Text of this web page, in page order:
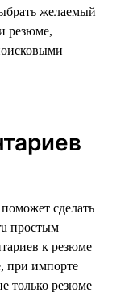
желаемый
резюме,
сделать
простым
к резюме
при импорте
только резюме